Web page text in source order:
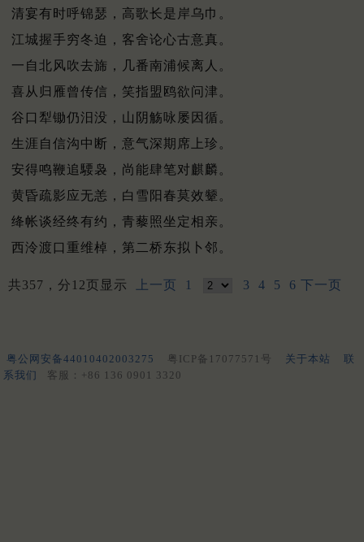
清宴有时呼锦瑟，高歌长是岸乌巾。
江城握手穷冬迫，客舍论心古意真。
一自北风吹去旆，几番南浦候离人。
喜从归雁曾传信，笑指盟鸥欲问津。
谷口犁锄仍汨没，山阴觞咏屡因循。
生涯自信沟中断，意气深期席上珍。
安得鸣鞭追騕袅，尚能肆笔对麒麟。
黄昏疏影应无恙，白雪阳春莫效颦。
绛帐谈经终有约，青藜照坐定相亲。
西泠渡口重维棹，第二桥东拟卜邻。
共357，分12页显示 上一页 1 3 4 5 6 下一页
粤公网安备44010402003275 粤ICP备17077571号 关于本站
联
系我们
客服：+86 136 0901 3320